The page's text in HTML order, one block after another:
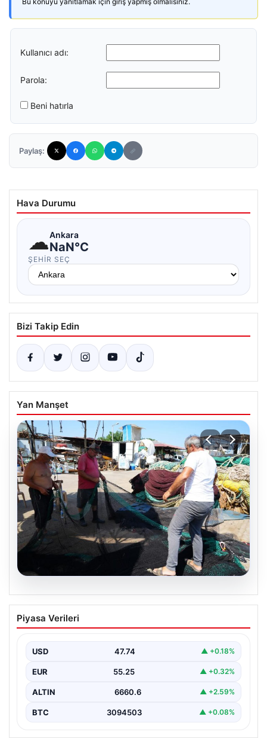
Kullanıcı adı:
Parola:
Beni hatırla
Paylaş:
Hava Durumu
☁Ankara
NaN°C
ŞEHIR SEÇ
Bizi Takip Edin
Yan Manşet
Yeni sezon 1 Eylül’de başlıyor. “4 aydır
hazırlanıyoruz, işaretler iyi”
Piyasa Verileri
USD 47.74 ▲ +0.18%
EUR 55.25 ▲ +0.32%
ALTIN 6660.6 ▲ +2.59%
BTC 3094503 ▲ +0.08%